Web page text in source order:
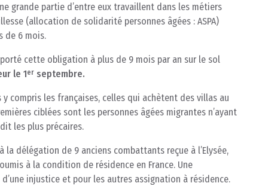
grande partie d’entre eux travaillent dans les métiers
(allocation de solidarité personnes âgées : ASPA)
de 6 mois.
cette obligation à plus de 9 mois par an sur le sol
le 1er septembre.
compris les françaises, celles qui achètent des villas au
ciblées sont les personnes âgées migrantes n’ayant
les plus précaires.
délégation de 9 anciens combattants reçue à l’Elysée,
à la condition de résidence en France. Une
injustice et pour les autres assignation à résidence.